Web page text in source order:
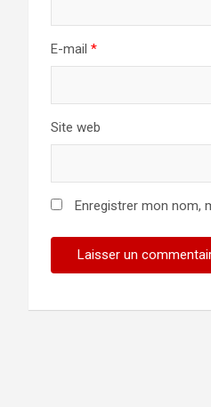
E-mail *
Site web
Enregistrer mon nom,